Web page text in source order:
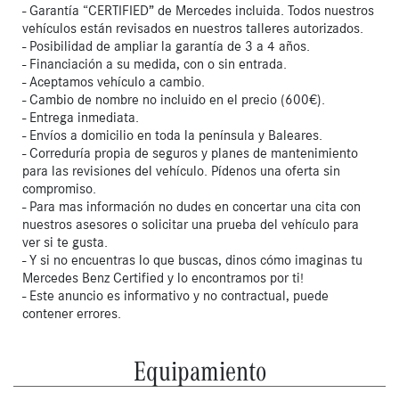
- Garantía “CERTIFIED” de Mercedes incluida. Todos nuestros
vehículos están revisados en nuestros talleres autorizados.
- Posibilidad de ampliar la garantía de 3 a 4 años.
- Financiación a su medida, con o sin entrada.
- Aceptamos vehículo a cambio.
- Cambio de nombre no incluido en el precio (600€).
- Entrega inmediata.
- Envíos a domicilio en toda la península y Baleares.
- Correduría propia de seguros y planes de mantenimiento
para las revisiones del vehículo. Pídenos una oferta sin
compromiso.
- Para mas información no dudes en concertar una cita con
nuestros asesores o solicitar una prueba del vehículo para
ver si te gusta.
- Y si no encuentras lo que buscas, dinos cómo imaginas tu
Mercedes Benz Certified y lo encontramos por ti!
- Este anuncio es informativo y no contractual, puede
contener errores.
Equipamiento